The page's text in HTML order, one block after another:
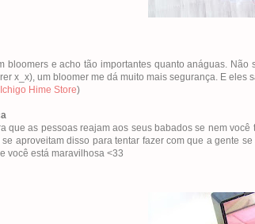
bloomers e acho tão importantes quanto anáguas.
x_x), um bloomer me dá muito mais segurança. E eles
Ichigo Hime Store)
que as pessoas reajam aos seus babados se nem
aproveitam disso para tentar fazer com que a gente
você está maravilhosa <33